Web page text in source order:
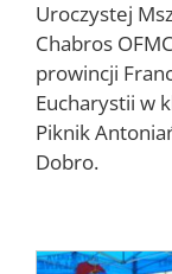
Uroczystej
Chabros
prowincji
Eucharystii w
Piknik
Dobro.